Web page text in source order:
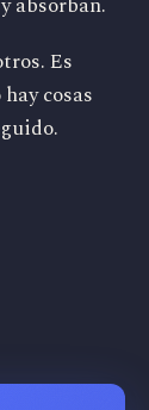
absorban.
Es
cosas